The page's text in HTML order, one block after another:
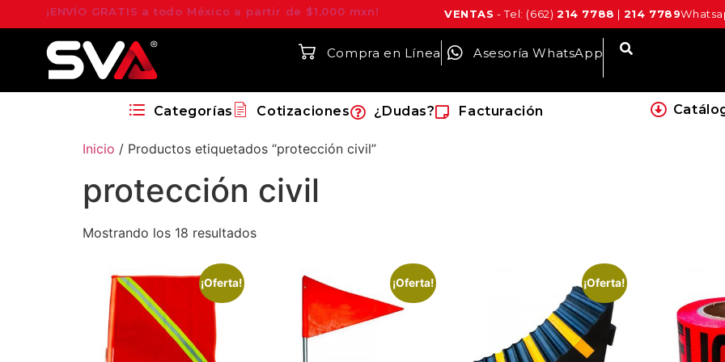
¡ENVÍO GRATIS a todo México a partir de $1,000 mxn! VENTAS - Tel: (662)214 7788 | 214 7789
Compra en Línea Asesoría WhatsApp
Categorías Cotizaciones ¿Dudas? Facturación
Inicio / Productos etiquetados “protección civil”
protección civil
Mostrando los 18 resultados
¡Oferta! ¡Oferta! ¡Oferta!